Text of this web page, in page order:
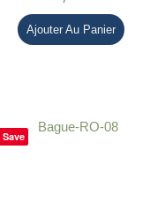
Ajouter Au Panier
Save